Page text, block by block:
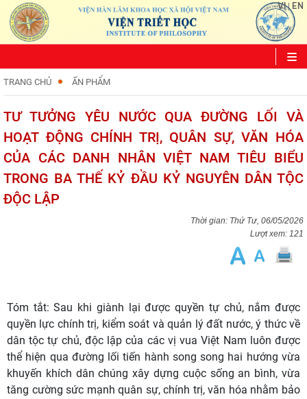
VI| EN
TRANG CHỦ ẤN PHẨM
TƯ TƯỞNG YÊU NƯỚC QUA ĐƯỜNG LỐI VÀ
HOẠT ĐỘNG CHÍNH TRỊ, QUÂN SỰ, VĂN HÓA
CỦA CÁC DANH NHÂN VIỆT NAM TIÊU BIỂU
TRONG BA THẾ KỶ ĐẦU KỶ NGUYÊN DÂN TỘC
ĐỘC LẬP
Thứ Tư, 06/05/2026
Lượt xem: 121
Tóm tắt:Sau khi giành lại được quyền tự chủ, nắm được
quyền lực chính trị, kiểm soát và quản lý đất nước, ý thức về
dân tộc tự chủ, độc lập của các vị vua Việt Nam luôn được
thể hiện qua đường lối tiến hành song song hai hướng vừa
khuyến khích dân chúng xây dựng cuộc sống an bình, vừa
tăng cường sức mạnh quân sự, chính trị, văn hóa nhằm bảo